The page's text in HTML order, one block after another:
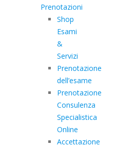
Prenotazioni
Shop
Esami
&
Servizi
Prenotazione
dell’esame
Prenotazione
Consulenza
Specialistica
Online
Accettazione